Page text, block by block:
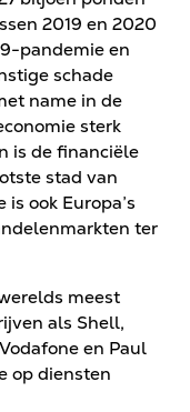
2019 en 2020
pandemie en
schade
name in de
sterk
is de financiële
stad van
ook Europa’s
ter
meest
als Shell,
en Paul
op diensten